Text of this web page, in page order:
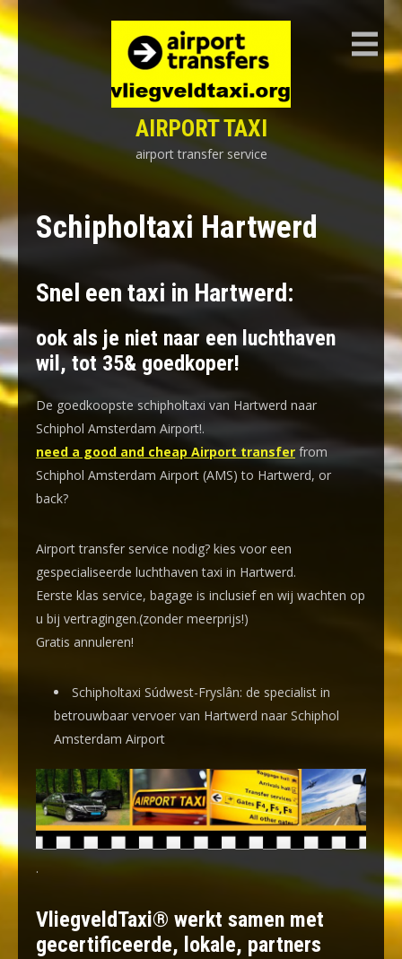
Skip
to
content
AIRPORT TAXI
airport transfer service
Schipholtaxi Hartwerd
Snel een taxi in Hartwerd:
ook als je niet naar een luchthaven
wil, tot 35& goedkoper!
De goedkoopste schipholtaxi van Hartwerd naar
Schiphol Amsterdam Airport!.
need a good and cheap Airport transfer from
Schiphol Amsterdam Airport (AMS) to Hartwerd, or
back?
Airport transfer service nodig? kies voor een
gespecialiseerde luchthaven taxi in Hartwerd.
Eerste klas service, bagage is inclusief en wij wachten op
u bij vertragingen.(zonder meerprijs!)
Gratis annuleren!
Schipholtaxi Súdwest-Fryslân: de specialist in
betrouwbaar vervoer van Hartwerd naar Schiphol
Amsterdam Airport
.
VliegveldTaxi® werkt samen met
gecertificeerde, lokale, partners